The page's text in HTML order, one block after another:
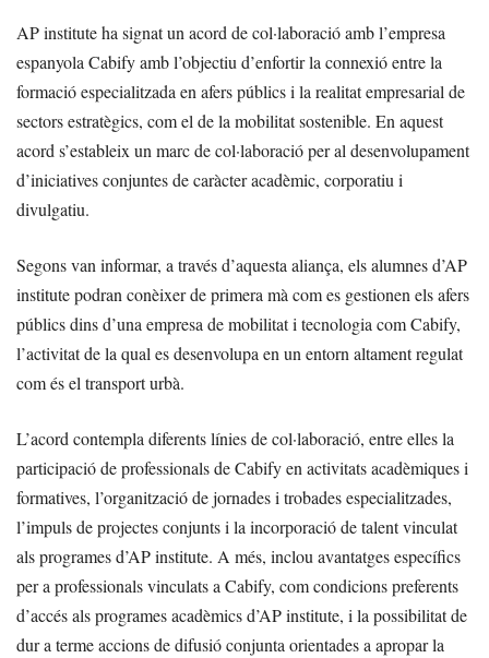
AP institute ha signat un acord de col·laboració amb l’empresa
espanyola Cabify amb l’objectiu d’enfortir la connexió entre la
formació especialitzada en afers públics i la realitat empresarial de
sectors estratègics, com el de la mobilitat sostenible. En aquest
acord s’estableix un marc de col·laboració per al desenvolupament
d’iniciatives conjuntes de caràcter acadèmic, corporatiu i
divulgatiu.
Segons van informar, a través d’aquesta aliança, els alumnes d’AP
institute podran conèixer de primera mà com es gestionen els afers
públics dins d’una empresa de mobilitat i tecnologia com Cabify,
l’activitat de la qual es desenvolupa en un entorn altament regulat
com és el transport urbà.
L’acord contempla diferents línies de col·laboració, entre elles la
participació de professionals de Cabify en activitats acadèmiques i
formatives, l’organització de jornades i trobades especialitzades,
l’impuls de projectes conjunts i la incorporació de talent vinculat
als programes d’AP institute. A més, inclou avantatges específics
per a professionals vinculats a Cabify, com condicions preferents
d’accés als programes acadèmics d’AP institute, i la possibilitat de
dur a terme accions de difusió conjunta orientades a apropar la